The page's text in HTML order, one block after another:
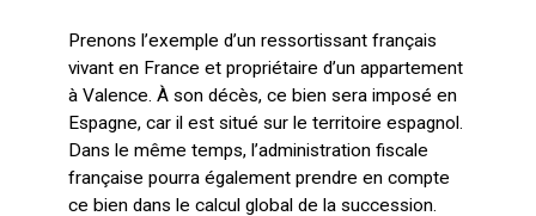
Prenons l’exemple d’un ressortissant français
vivant en France et propriétaire d’un appartement
à Valence. À son décès, ce bien sera imposé en
Espagne, car il est situé sur le territoire espagnol.
Dans le même temps, l’administration fiscale
française pourra également prendre en compte
ce bien dans le calcul global de la succession.